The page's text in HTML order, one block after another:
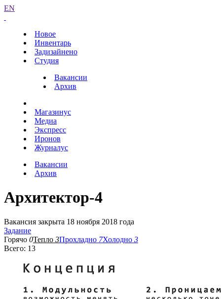
EN
Новое
Инвентарь
Задизайнено
Студия
Вакансии
Архив
Магазинус
Медиа
Экспресс
Иронов
Журналус
Вакансии
Архив
Архитектор-4
Вакансия закрыта 18 ноября 2018 года
Задание
Горячо 0Тепло 3Прохладно 7Холодно 3
Всего: 13